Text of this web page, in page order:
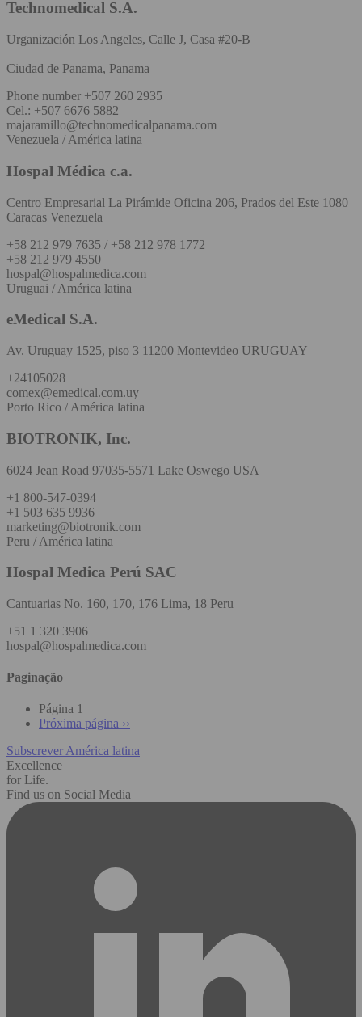
Technomedical S.A.
Urganización Los Angeles, Calle J, Casa #20-B
Ciudad de Panama, Panama
Phone number +507 260 2935
Cel.: +507 6676 5882
majaramillo@technomedicalpanama.com
Venezuela / América latina
Hospal Médica c.a.
Centro Empresarial La Pirámide Oficina 206, Prados del Este 1080
Caracas Venezuela
+58 212 979 7635 / +58 212 978 1772
+58 212 979 4550
hospal@hospalmedica.com
Uruguai / América latina
eMedical S.A.
Av. Uruguay 1525, piso 3 11200 Montevideo URUGUAY
+24105028
comex@emedical.com.uy
Porto Rico / América latina
BIOTRONIK, Inc.
6024 Jean Road 97035-5571 Lake Oswego USA
+1 800-547-0394
+1 503 635 9936
marketing@biotronik.com
Peru / América latina
Hospal Medica Perú SAC
Cantuarias No. 160, 170, 176 Lima, 18 Peru
+51 1 320 3906
hospal@hospalmedica.com
Paginação
Página 1
Próxima página ››
Subscrever América latina
Excellence
for Life.
Find us on Social Media